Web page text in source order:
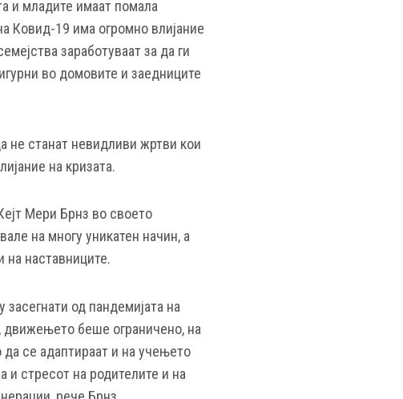
и младите имаат помала
Ковид-19 има огромно влијание
заработуваат за да ги
во домовите и заедниците
не станат невидливи жртви кои
на кризата.
Мери Брнз во своето
на многу уникатен начин, а
на наставниците.
од пандемијата на
беше ограничено, на
се адаптираат и на учењето
и стресот на родителите и на